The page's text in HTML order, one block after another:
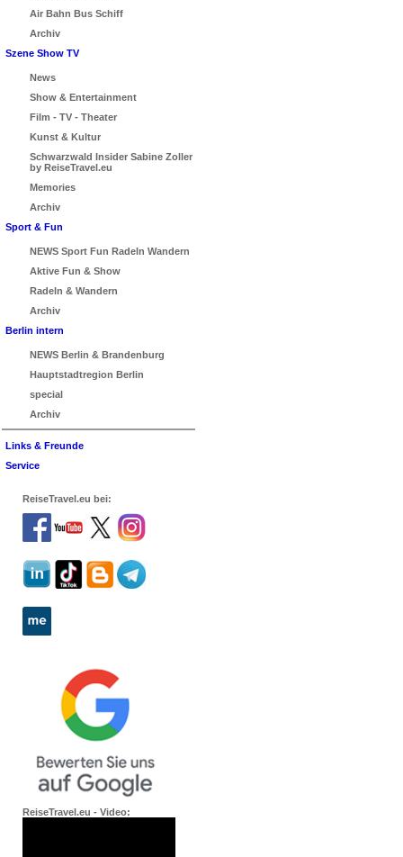
Air Bahn Bus Schiff
Archiv
Szene Show TV
News
Show & Entertainment
Film - TV - Theater
Kunst & Kultur
Schwarzwald Insider Sabine Zoller
by ReiseTravel.eu
Memories
Archiv
Sport & Fun
NEWS Sport Fun Radeln Wandern
Aktive Fun & Show
Radeln & Wandern
Archiv
Berlin intern
NEWS Berlin & Brandenburg
Hauptstadtregion Berlin
special
Archiv
Links & Freunde
Service
ReiseTravel.eu bei:
ReiseTravel.eu - Video: